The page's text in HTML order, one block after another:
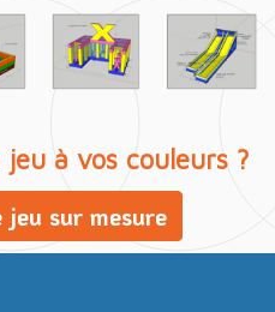
à vos couleurs ?
sur mesure